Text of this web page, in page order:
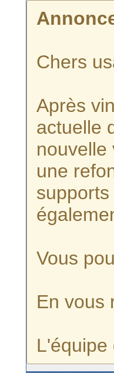
Chers
Après
actuelle
nouvelle
une
Vous
En vous
L'équipe